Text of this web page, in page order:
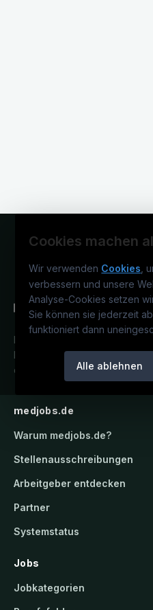
Cookies machen
Wir verwenden Cookies ,
verbessern und unsere
Analyse-Cookies setzen
Sie können sie jederzeit
funktioniert dann
Alle ablehnen
Deutschlands medizinisches
Karriereportal.Ein Service der
candidatis GmbH.
medjobs.de
Warum medjobs.de?
Stellenausschreibungen
Arbeitgeber entdecken
Partner
Systemstatus
Jobs
Jobkategorien